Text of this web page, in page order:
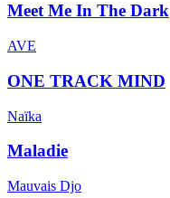
Meet Me In The Dark
AVE
ONE TRACK MIND
Naïka
Maladie
Mauvais Djo